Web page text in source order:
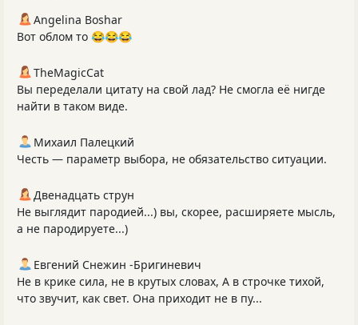
Angelina Boshar
Вот облом то 😂😂😂
TheMagicCat
Вы переделали цитату на свой лад? Не смогла её нигде
найти в таком виде.
Михаил Палецкий
Честь — параметр выбора, не обязательство ситуации.
Двенадцать струн
Не выглядит пародией...) вы, скорее, расширяете мысль,
а не пародируете...)
Евгений Снежин -Бригиневич
Не в крике сила, не в крутых словах, А в строчке тихой,
что звучит, как свет. Она приходит не в пу...